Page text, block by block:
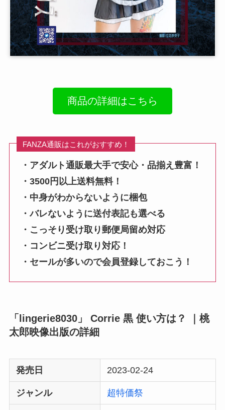
商品の詳細はこちら
FANZA通販はこれがおすすめ！
・アダルト通販最大手で安心・品揃え豊富！
・3500円以上送料無料！
・中身がわからないように梱包
・バレないように送付表記も選べる
・こっそり受け取り郵便局留め対応
・コンビニ受け取り対応！
・セールが多いので会員登録しておこう！
「lingerie8030」 Corrie 黒 使い方は？ ｜桃
太郎映像出版の詳細
発売日 2023-02-24
ジャンル 超特価祭